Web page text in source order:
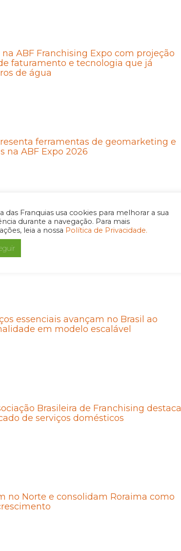
das Franquias usa cookies para melhorar a sua
durante a navegação. Para mais
leia a nossa Política de Privacidade.
ABF Franchising Expo com projeção
faturamento e tecnologia que já
de água
ferramentas de geomarketing e
na ABF Expo 2026
acima da média do mercado em
projeta faturamento superior a R$ 130
essenciais avançam no Brasil ao
em modelo escalável
Brasileira de Franchising destaca
de serviços domésticos
no Norte e consolidam Roraima como